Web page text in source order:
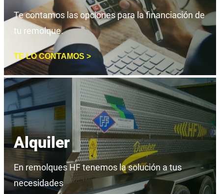
Te contamos las opciones para la financiación de
tu remolque.
TE LO CONTAMOS >
Alquiler
En remolques HF tenemos la solución a tus
necesidades